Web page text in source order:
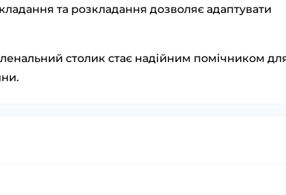
та розкладання дозволяє адаптувати
столик стає надійним помічником